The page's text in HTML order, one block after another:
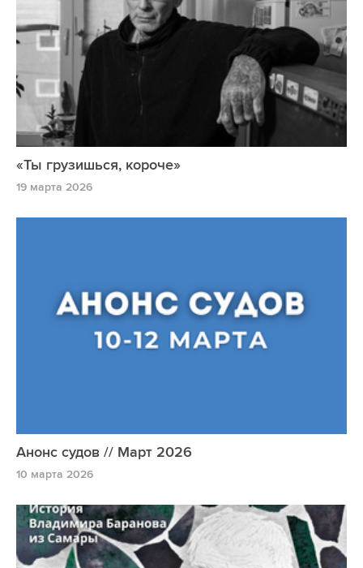
«Ты грузишься, короче»
19 марта 2026
Анонс судов // Март 2026
10 марта 2026